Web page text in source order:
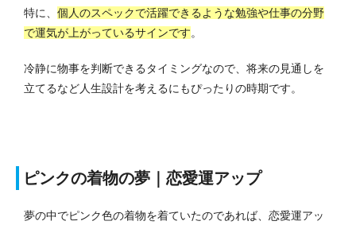
特に、 個人のスペックで活躍できるような勉強や仕事の分野
で運気が上がっているサインです。
冷静に物事を判断できるタイミングなので、将来の見通しを
立てるなど人生設計を考えるにもぴったりの時期です。
ピンクの着物の夢｜恋愛運アップ
夢の中でピンク色の着物を着ていたのであれば、恋愛運アッ